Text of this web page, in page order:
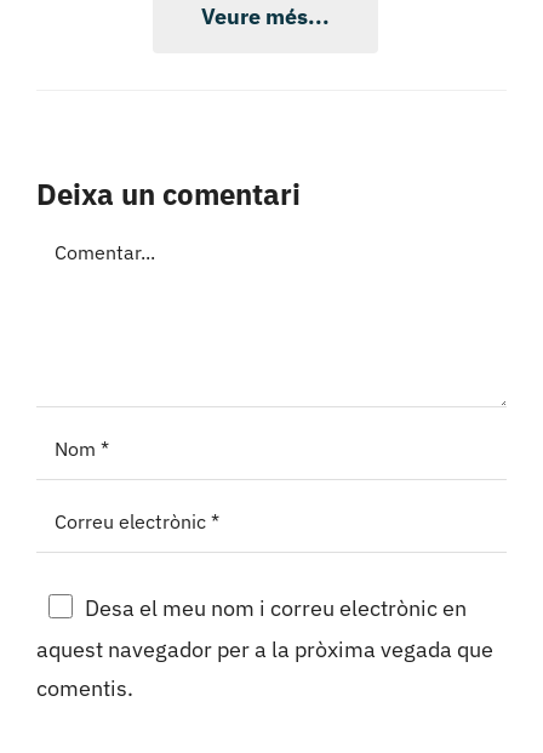
Veure més...
Deixa un comentari
Comment
Desa el meu nom i correu electrònic en
aquest navegador per a la pròxima vegada que
comentis.